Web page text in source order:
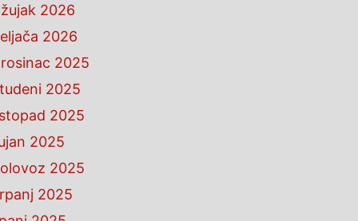
2026
2026
2025
2025
2025
2025
2025
2025